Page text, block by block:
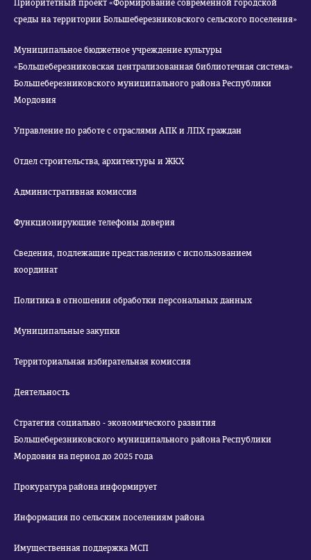
Приоритетный проект «Формирование современной городской
среды на территории Большеберезниковского сельского поселения»
Муниципальное бюджетное учреждение культуры
«Большеберезниковская централизованная библиотечная система»
Большеберезниковского муниципального района Республики
Мордовия
Управление по работе с отраслями АПК и ЛПХ граждан
Отдел строительства, архитектуры и ЖКХ
Административная комиссия
Функционирующие телефоны доверия
Сведения, подлежащие представлению с использованием
координат
Политика в отношении обработки персональных данных
Муниципальные закупки
Территориальная избирательная комиссия
Деятельность
Стратегия социально - экономического развития
Большеберезниковского муниципального района Республики
Мордовия на период до 2025 года
Прокуратура района информирует
Информация по сельским поселениям района
Имущественная поддержка МСП